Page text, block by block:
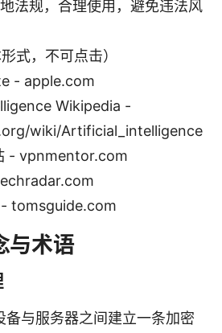
法规，合理使用，避免违法风
式，不可点击）
- apple.com
Wikipedia -
wiki/Artificial_intelligence
- vpnmentor.com
tomsguide.com
与术语
备与服务器之间建立一条加密